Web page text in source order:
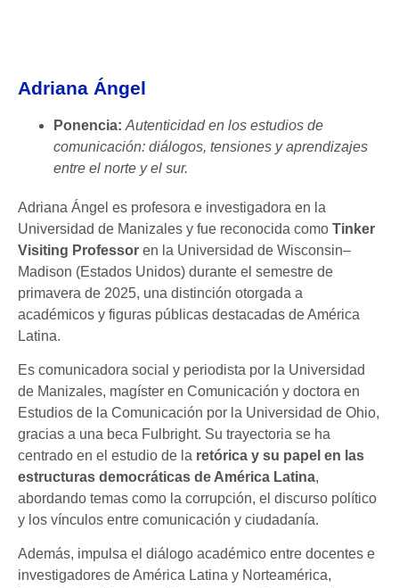
Adriana Ángel
Ponencia: Autenticidad en los estudios de
comunicación: diálogos, tensiones y aprendizajes
entre el norte y el sur.
Adriana Ángel es profesora e investigadora en la
Universidad de Manizales y fue reconocida como Tinker
Visiting Professor en la Universidad de Wisconsin–
Madison (Estados Unidos) durante el semestre de
primavera de 2025, una distinción otorgada a
académicos y figuras públicas destacadas de América
Latina.
Es comunicadora social y periodista por la Universidad
de Manizales, magíster en Comunicación y doctora en
Estudios de la Comunicación por la Universidad de Ohio,
gracias a una beca Fulbright. Su trayectoria se ha
centrado en el estudio de la retórica y su papel en las
estructuras democráticas de América Latina,
abordando temas como la corrupción, el discurso político
y los vínculos entre comunicación y ciudadanía.
Además, impulsa el diálogo académico entre docentes e
investigadores de América Latina y Norteamérica,